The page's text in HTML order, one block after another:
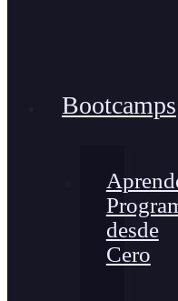
Bootcamps
desde
Cero